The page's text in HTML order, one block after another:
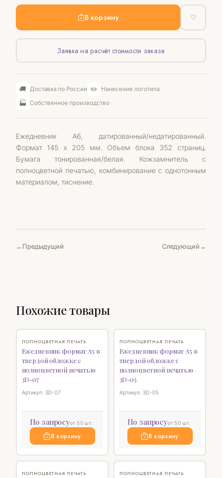
В корзину ♡
Заявка на расчёт стоимости заказа
🚚 Доставка по России ✏️ Нанесение логотипа
🏭 Собственное производство
Ежедневник А6, датированный/недатированный.
Формат 145 x 205 мм. Объем блока 352 страниц.
Бумага тонированная/белая. Кожзамнитель с
полноцветной печатью, комбинирование с однотонным
материалом, тиснение.
Предыдущий Следующий
Похожие товары
ПОЛНОЦВЕТНАЯ ПЕЧАТЬ
Ежедневник формат А5 в
твердой обложке с
полноцветной печатью
3D-07
Артикул: 3D-07
По запросуот 50 шт.
В корзину
ПОЛНОЦВЕТНАЯ ПЕЧАТЬ
Ежедневник формат А5 в
твердой обложке с
полноцветной печатью
3D-05
Артикул: 3D-05
По запросуот 50 шт.
В корзину
ПОЛНОЦВЕТНАЯ ПЕЧАТЬ ПОЛНОЦВЕТНАЯ ПЕЧАТЬ